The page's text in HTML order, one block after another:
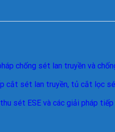
chống sét lan truyền và
cắt sét lan truyền, tủ cắt lọc
sét ESE và các giải pháp tiếp